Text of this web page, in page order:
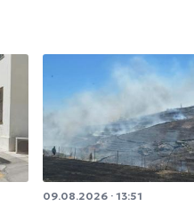
09.08.2026 · 13:51